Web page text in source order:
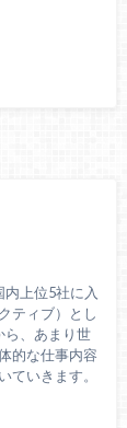
上位5社に入
ティブ）とし
ら、あまり世
的な仕事内容
ていきます。